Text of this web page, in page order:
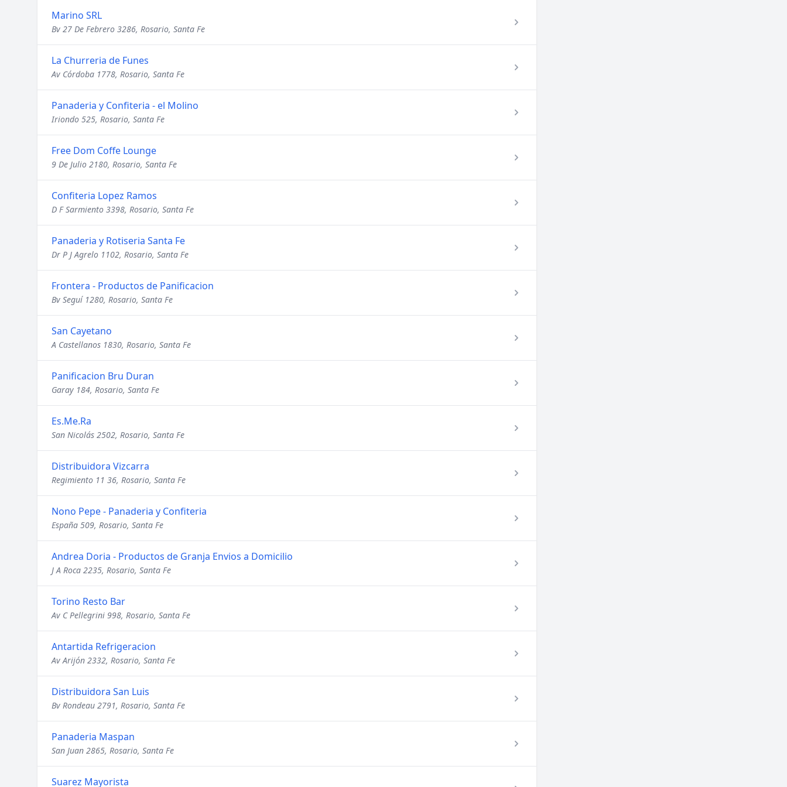
Marino SRL
Bv 27 De Febrero 3286, Rosario, Santa Fe
La Churreria de Funes
Av Córdoba 1778, Rosario, Santa Fe
Panaderia y Confiteria - el Molino
Iriondo 525, Rosario, Santa Fe
Free Dom Coffe Lounge
9 De Julio 2180, Rosario, Santa Fe
Confiteria Lopez Ramos
D F Sarmiento 3398, Rosario, Santa Fe
Panaderia y Rotiseria Santa Fe
Dr P J Agrelo 1102, Rosario, Santa Fe
Frontera - Productos de Panificacion
Bv Seguí 1280, Rosario, Santa Fe
San Cayetano
A Castellanos 1830, Rosario, Santa Fe
Panificacion Bru Duran
Garay 184, Rosario, Santa Fe
Es.Me.Ra
San Nicolás 2502, Rosario, Santa Fe
Distribuidora Vizcarra
Regimiento 11 36, Rosario, Santa Fe
Nono Pepe - Panaderia y Confiteria
España 509, Rosario, Santa Fe
Andrea Doria - Productos de Granja Envios a Domicilio
J A Roca 2235, Rosario, Santa Fe
Torino Resto Bar
Av C Pellegrini 998, Rosario, Santa Fe
Antartida Refrigeracion
Av Arijón 2332, Rosario, Santa Fe
Distribuidora San Luis
Bv Rondeau 2791, Rosario, Santa Fe
Panaderia Maspan
San Juan 2865, Rosario, Santa Fe
Suarez Mayorista